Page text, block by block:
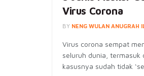
Virus Corona
BY NENG WULAN ANUGRAH
Virus corona sempat
seluruh dunia, termasuk
kasusnya sudah tidak